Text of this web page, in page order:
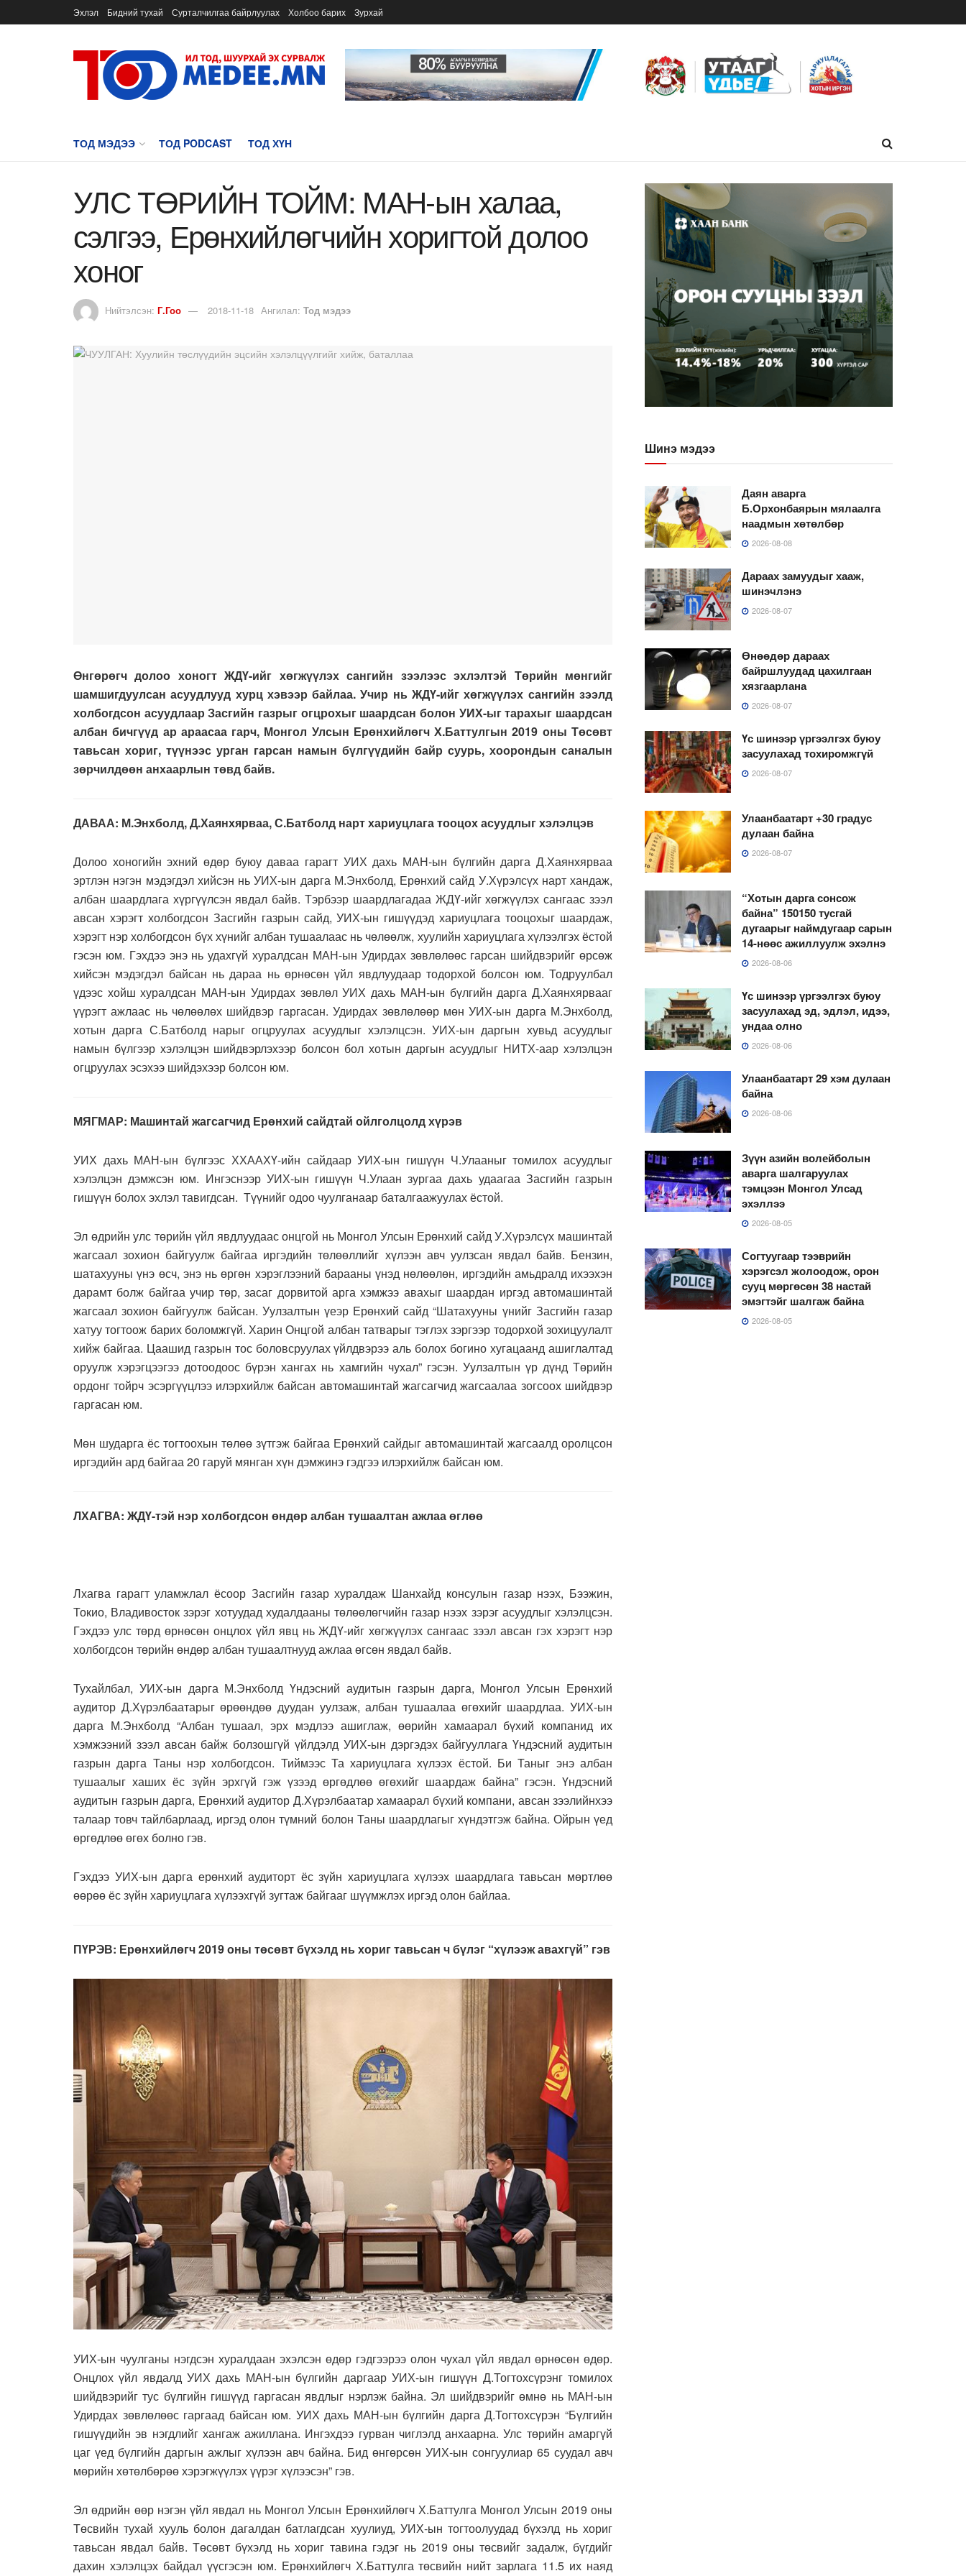
Эхлэл Бидний тухай Сурталчилгаа байрлуулах Холбоо барих Зурхай
ТОД МЭДЭЭ ТОД PODCAST ТОД ХҮН
УЛС ТӨРИЙН ТОЙМ: МАН-ын халаа,
сэлгээ, Ерөнхийлөгчийн хоригтой долоо
хоног
Нийтэлсэн: Г.Гоо 2018-11-18 Ангилал: Тод мэдээ
Өнгөрөгч долоо хоногт ЖДҮ-ийг хөгжүүлэх сангийн зээлээс эхлэлтэй Төрийн мөнгийг
шамшигдуулсан асуудлууд хурц хэвээр байлаа. Учир нь ЖДҮ-ийг хөгжүүлэх сангийн зээлд
холбогдсон асуудлаар Засгийн газрыг огцрохыг шаардсан болон УИХ-ыг тарахыг шаардсан
албан бичгүүд ар араасаа гарч, Монгол Улсын Ерөнхийлөгч Х.Баттулгын 2019 оны Төсөвт
тавьсан хориг, түүнээс урган гарсан намын бүлгүүдийн байр суурь, хоорондын саналын
зөрчилдөөн анхаарлын төвд байв.
ДАВАА: М.Энхболд, Д.Хаянхярваа, С.Батболд нарт хариуцлага тооцох асуудлыг хэлэлцэв
Долоо хоногийн эхний өдөр буюу даваа гарагт УИХ дахь МАН-ын бүлгийн дарга Д.Хаянхярваа
эртлэн нэгэн мэдэгдэл хийсэн нь УИХ-ын дарга М.Энхболд, Ерөнхий сайд У.Хүрэлсүх нарт хандаж,
албан шаардлага хүргүүлсэн явдал байв. Тэрбээр шаардлагадаа ЖДҮ-ийг хөгжүүлэх сангаас зээл
авсан хэрэгт холбогдсон Засгийн газрын сайд, УИХ-ын гишүүдэд хариуцлага тооцохыг шаардаж,
хэрэгт нэр холбогдсон бүх хүнийг албан тушаалаас нь чөлөөлж, хуулийн хариуцлага хүлээлгэх ёстой
гэсэн юм. Гэхдээ энэ нь удахгүй хуралдсан МАН-ын Удирдах зөвлөлөөс гарсан шийдвэрийг өрсөж
хийсэн мэдэгдэл байсан нь дараа нь өрнөсөн үйл явдлуудаар тодорхой болсон юм. Тодруулбал
үдээс хойш хуралдсан МАН-ын Удирдах зөвлөл УИХ дахь МАН-ын бүлгийн дарга Д.Хаянхярвааг
үүрэгт ажлаас нь чөлөөлөх шийдвэр гаргасан. Удирдах зөвлөлөөр мөн УИХ-ын дарга М.Энхболд,
хотын дарга С.Батболд нарыг огцруулах асуудлыг хэлэлцсэн. УИХ-ын даргын хувьд асуудлыг
намын бүлгээр хэлэлцэн шийдвэрлэхээр болсон бол хотын даргын асуудлыг НИТХ-аар хэлэлцэн
огцруулах эсэхээ шийдэхээр болсон юм.
МЯГМАР: Машинтай жагсагчид Ерөнхий сайдтай ойлголцолд хүрэв
УИХ дахь МАН-ын бүлгээс ХХААХҮ-ийн сайдаар УИХ-ын гишүүн Ч.Улааныг томилох асуудлыг
хэлэлцэн дэмжсэн юм. Ингэснээр УИХ-ын гишүүн Ч.Улаан зургаа дахь удаагаа Засгийн газрын
гишүүн болох эхлэл тавигдсан. Түүнийг одоо чуулганаар баталгаажуулах ёстой.
Эл өдрийн улс төрийн үйл явдлуудаас онцгой нь Монгол Улсын Ерөнхий сайд У.Хүрэлсүх машинтай
жагсаал зохион байгуулж байгаа иргэдийн төлөөллийг хүлээн авч уулзсан явдал байв. Бензин,
шатахууны үнэ өсч, энэ нь өргөн хэрэглээний барааны үнэд нөлөөлөн, иргэдийн амьдралд ихээхэн
дарамт болж байгаа учир төр, засаг дорвитой арга хэмжээ авахыг шаардан иргэд автомашинтай
жагсаал зохион байгуулж байсан. Уулзалтын үеэр Ерөнхий сайд “Шатахууны үнийг Засгийн газар
хатуу тогтоож барих боломжгүй. Харин Онцгой албан татварыг тэглэх зэргээр тодорхой зохицуулалт
хийж байгаа. Цаашид газрын тос боловсруулах үйлдвэрээ аль болох богино хугацаанд ашиглалтад
оруулж хэрэгцээгээ дотоодоос бүрэн хангах нь хамгийн чухал” гэсэн. Уулзалтын үр дүнд Төрийн
ордонг тойрч эсэргүүцлээ илэрхийлж байсан автомашинтай жагсагчид жагсаалаа зогсоох шийдвэр
гаргасан юм.
Мөн шударга ёс тогтоохын төлөө зүтгэж байгаа Ерөнхий сайдыг автомашинтай жагсаалд оролцсон
иргэдийн ард байгаа 20 гаруй мянган хүн дэмжинэ гэдгээ илэрхийлж байсан юм.
ЛХАГВА: ЖДҮ-тэй нэр холбогдсон өндөр албан тушаалтан ажлаа өглөө
Лхагва гарагт уламжлал ёсоор Засгийн газар хуралдаж Шанхайд консулын газар нээх, Бээжин,
Токио, Владивосток зэрэг хотуудад худалдааны төлөөлөгчийн газар нээх зэрэг асуудлыг хэлэлцсэн.
Гэхдээ улс төрд өрнөсөн онцлох үйл явц нь ЖДҮ-ийг хөгжүүлэх сангаас зээл авсан гэх хэрэгт нэр
холбогдсон төрийн өндөр албан тушаалтнууд ажлаа өгсөн явдал байв.
Тухайлбал, УИХ-ын дарга М.Энхболд Үндэсний аудитын газрын дарга, Монгол Улсын Ерөнхий
аудитор Д.Хүрэлбаатарыг өрөөндөө дуудан уулзаж, албан тушаалаа өгөхийг шаардлаа. УИХ-ын
дарга М.Энхболд “Албан тушаал, эрх мэдлээ ашиглаж, өөрийн хамаарал бүхий компанид их
хэмжээний зээл авсан байж болзошгүй үйлдэлд УИХ-ын дэргэдэх байгууллага Үндэсний аудитын
газрын дарга Таны нэр холбогдсон. Тиймээс Та хариуцлага хүлээх ёстой. Би Таныг энэ албан
тушаалыг хаших ёс зүйн эрхгүй гэж үзээд өргөдлөө өгөхийг шаардаж байна” гэсэн. Үндэсний
аудитын газрын дарга, Ерөнхий аудитор Д.Хүрэлбаатар хамаарал бүхий компани, авсан зээлийнхээ
талаар товч тайлбарлаад, иргэд олон түмний болон Таны шаардлагыг хүндэтгэж байна. Ойрын үед
өргөдлөө өгөх болно гэв.
Гэхдээ УИХ-ын дарга ерөнхий аудиторт ёс зүйн хариуцлага хүлээх шаардлага тавьсан мөртлөө
өөрөө ёс зүйн хариуцлага хүлээхгүй зугтаж байгааг шүүмжлэх иргэд олон байлаа.
ПҮРЭВ: Ерөнхийлөгч 2019 оны төсөвт бүхэлд нь хориг тавьсан ч бүлэг “хүлээж авахгүй” гэв
УИХ-ын чуулганы нэгдсэн хуралдаан эхэлсэн өдөр гэдгээрээ олон чухал үйл явдал өрнөсөн өдөр.
Онцлох үйл явдалд УИХ дахь МАН-ын бүлгийн даргаар УИХ-ын гишүүн Д.Тогтохсүрэнг томилох
шийдвэрийг тус бүлгийн гишүүд гаргасан явдлыг нэрлэж байна. Эл шийдвэрийг өмнө нь МАН-ын
Удирдах зөвлөлөөс гаргаад байсан юм. УИХ дахь МАН-ын бүлгийн дарга Д.Тогтохсүрэн “Бүлгийн
гишүүдийн эв нэгдлийг хангаж ажиллана. Ингэхдээ гурван чиглэлд анхаарна. Улс төрийн амаргүй
цаг үед бүлгийн даргын ажлыг хүлээн авч байна. Бид өнгөрсөн УИХ-ын сонгуулиар 65 суудал авч
мөрийн хөтөлбөрөө хэрэгжүүлэх үүрэг хүлээсэн” гэв.
Эл өдрийн өөр нэгэн үйл явдал нь Монгол Улсын Ерөнхийлөгч Х.Баттулга Монгол Улсын 2019 оны
Төсвийн тухай хууль болон дагалдан батлагдсан хуулиуд, УИХ-ын тогтоолуудад бүхэлд нь хориг
тавьсан явдал байв. Төсөвт бүхэлд нь хориг тавина гэдэг нь 2019 оны төсвийг задалж, бүгдийг
дахин хэлэлцэх байдал үүсгэсэн юм. Ерөнхийлөгч Х.Баттулга төсвийн нийт зарлага 11.5 их наяд
Шинэ мэдээ
Даян аварга
Б.Орхонбаярын мялаалга
наадмын хөтөлбөр
2026-08-08
Дараах замуудыг хааж,
шинэчлэнэ
2026-08-07
Өнөөдөр дараах
байршлуудад цахилгаан
хязгаарлана
2026-08-07
Үс шинээр үргээлгэх буюу
засуулахад тохиромжгүй
2026-08-07
Улаанбаатарт +30 градус
дулаан байна
2026-08-07
“Хотын дарга сонсож
байна” 150150 тусгай
дугаарыг наймдугаар сарын
14-нөөс ажиллуулж эхэлнэ
2026-08-06
Үс шинээр үргээлгэх буюу
засуулахад эд, эдлэл, идээ,
ундаа олно
2026-08-06
Улаанбаатарт 29 хэм дулаан
байна
2026-08-06
Зүүн азийн волейболын
аварга шалгаруулах
тэмцээн Монгол Улсад
эхэллээ
2026-08-05
Согтуугаар тээврийн
хэрэгсэл жолоодож, орон
сууц мөргөсөн 38 настай
эмэгтэйг шалгаж байна
2026-08-05